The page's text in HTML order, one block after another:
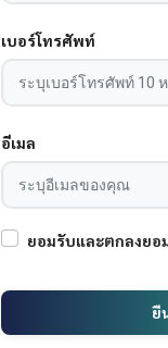
เบอร์โทรศัพท์
อีเมล
ยอมรับและตกลงยอ
ยื